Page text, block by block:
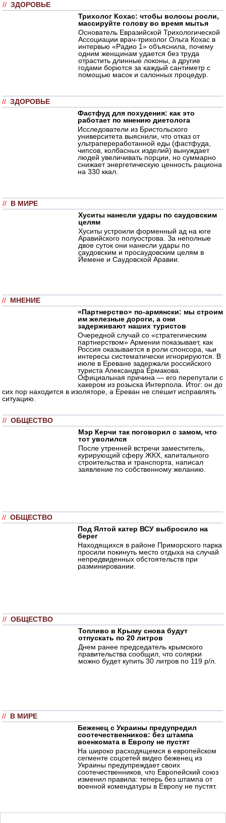
// ЗДОРОВЬЕ
Трихолог Кохас: чтобы волосы росли,
массируйте голову во время мытья
Основатель Евразийской Трихологической
Ассоциации врач-трихолог Ольга Кохас в
интервью «Радио 1» объяснила, почему
одним женщинам удается без труда
отрастить длинные локоны, а другие
годами борются за каждый сантиметр с
помощью масок и салонных процедур.
// ЗДОРОВЬЕ
Фастфуд для похудения: как это
работает по мнению диетолога
Исследователи из Бристольского
университета выяснили, что отказ от
ультрапереработанной еды (фастфуда,
чипсов, колбасных изделий) вынуждает
людей увеличивать порции, но суммарно
снижает энергетическую ценность рациона
на 330 ккал.
// В МИРЕ
Хуситы нанесли удары по саудовским
целям
Хуситы устроили форменный ад на юге
Аравийского полуострова. За неполные
двое суток они нанесли удары по
саудовским и просаудовским целям в
Йемене и Саудовской Аравии.
// МНЕНИЕ
«Партнерство» по-армянски: мы строим
им железные дороги, а они
задерживают наших туристов
Очередной случай со «стратегическим
партнерством» Армении показывает, как
Россия оказывается в роли спонсора, чьи
интересы систематически игнорируются. В
июле в Ереване задержали российского
туриста Александра Ермакова.
Официальная причина — его перепутали с
хакером из розыска Интерпола. Итог: он до
сих пор находится в изоляторе, а Ереван не спешит исправлять
ситуацию.
// ОБЩЕСТВО
Мэр Керчи так поговорил с замом, что
тот уволился
После утренней встречи заместитель,
курирующий сферу ЖКХ, капитального
строительства и транспорта, написал
заявление по собственному желанию.
// ОБЩЕСТВО
Под Ялтой катер ВСУ выбросило на
берег
Находящихся в районе Приморского парка
просили покинуть место отдыха на случай
непредвиденных обстоятельств при
разминировании.
// ОБЩЕСТВО
Топливо в Крыму снова будут
отпускать по 20 литров
Днем ранее председатель крымского
правительства сообщил, что солярки
можно будет купить 30 литров по 119 р/л.
// В МИРЕ
Беженец с Украины предупредил
соотечественников: без штампа
военкомата в Европу не пустят
На широко расходящемся в европейском
сегменте соцсетей видео беженец из
Украины предупреждает своих
соотечественников, что Европейский союз
изменил правила: теперь без штампа от
военной комендатуры в Европу не пустят.